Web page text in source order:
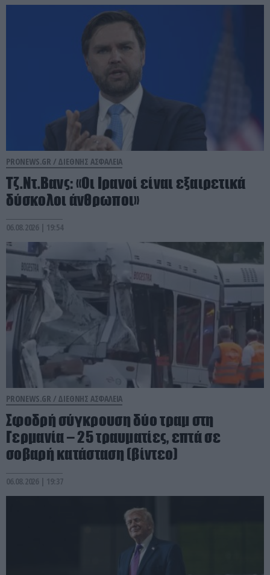
PRONEWS.GR / ΔΙΕΘΝΗΣ ΑΣΦΑΛΕΙΑ
Τζ.Ντ.Βανς: «Οι Ιρανοί είναι εξαιρετικά
δύσκολοι άνθρωποι»
06.08.2026 | 19:54
PRONEWS.GR / ΔΙΕΘΝΗΣ ΑΣΦΑΛΕΙΑ
Σφοδρή σύγκρουση δύο τραμ στη
Γερμανία – 25 τραυματίες, επτά σε
σοβαρή κατάσταση (βίντεο)
06.08.2026 | 19:37